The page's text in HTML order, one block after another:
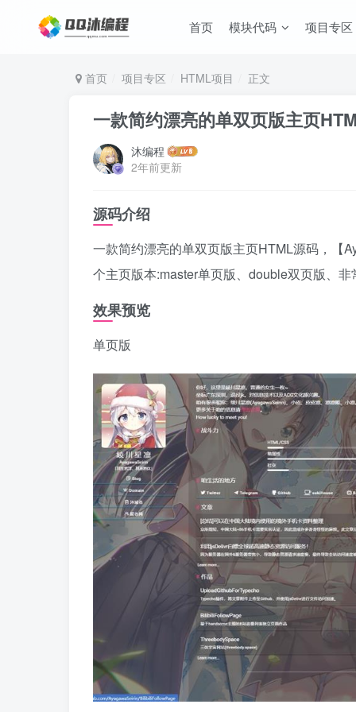
首页 模块代码 项目专区
首页 项目专区 HTML项目 正文
一款简约漂亮的单双页版主页
沐编程
2年前更新
源码介绍
一款简约漂亮的单双页版主页HTML源码，【
个主页版本:master单页版、double双页版、
效果预览
单页版